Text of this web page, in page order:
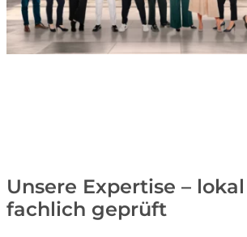
Unsere Expertise –
fachlich geprüft